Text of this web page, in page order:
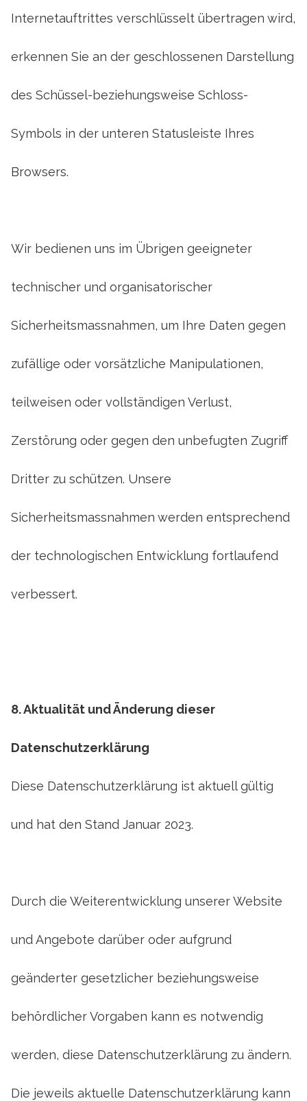
Internetauftrittes verschlüsselt übertragen wird,
erkennen Sie an der geschlossenen Darstellung
des Schüssel-beziehungsweise Schloss-
Symbols in der unteren Statusleiste Ihres
Browsers.
Wir bedienen uns im Übrigen geeigneter
technischer und organisatorischer
Sicherheitsmassnahmen, um Ihre Daten gegen
zufällige oder vorsätzliche Manipulationen,
teilweisen oder vollständigen Verlust,
Zerstörung oder gegen den unbefugten Zugriff
Dritter zu schützen. Unsere
Sicherheitsmassnahmen werden entsprechend
der technologischen Entwicklung fortlaufend
verbessert.
8. Aktualität und Änderung dieser
Datenschutzerklärung
Diese Datenschutzerklärung ist aktuell gültig
und hat den Stand Januar 2023.
Durch die Weiterentwicklung unserer Website
und Angebote darüber oder aufgrund
geänderter gesetzlicher beziehungsweise
behördlicher Vorgaben kann es notwendig
werden, diese Datenschutzerklärung zu ändern.
Die jeweils aktuelle Datenschutzerklärung kann